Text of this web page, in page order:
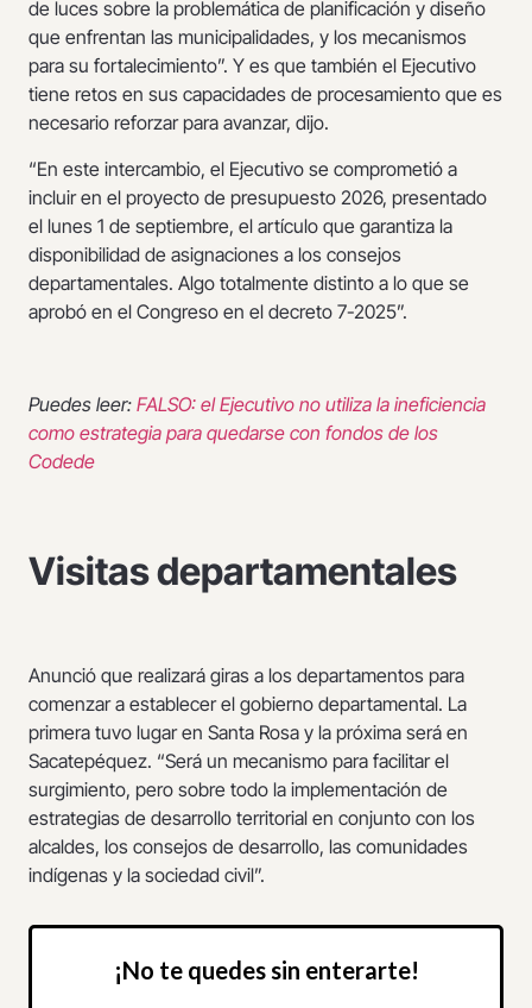
de luces sobre la problemática de planificación y diseño
que enfrentan las municipalidades, y los mecanismos
para su fortalecimiento”. Y es que también el Ejecutivo
tiene retos en sus capacidades de procesamiento que es
necesario reforzar para avanzar, dijo.
“En este intercambio, el Ejecutivo se comprometió a
incluir en el proyecto de presupuesto 2026, presentado
el lunes 1 de septiembre, el artículo que garantiza la
disponibilidad de asignaciones a los consejos
departamentales. Algo totalmente distinto a lo que se
aprobó en el Congreso en el decreto 7-2025”.
Puedes leer: FALSO: el Ejecutivo no utiliza la ineficiencia
como estrategia para quedarse con fondos de los
Codede
Visitas departamentales
Anunció que realizará giras a los departamentos para
comenzar a establecer el gobierno departamental. La
primera tuvo lugar en Santa Rosa y la próxima será en
Sacatepéquez. “Será un mecanismo para facilitar el
surgimiento, pero sobre todo la implementación de
estrategias de desarrollo territorial en conjunto con los
alcaldes, los consejos de desarrollo, las comunidades
indígenas y la sociedad civil”.
¡No te quedes sin enterarte!